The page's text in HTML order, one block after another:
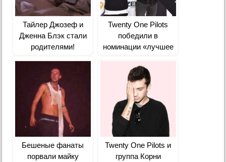
Тайлер Джозеф и
Дженна Блэк стали
родителями!
Twenty One Pilots
победили в
номинации «лучшее
Video Music Awards
2016
Бешеные фанаты
порвали майку
Twenty One Pilots и
группа Корни